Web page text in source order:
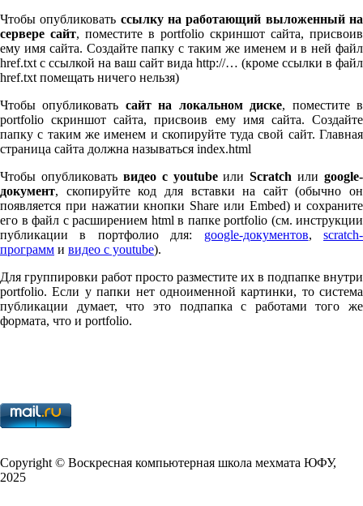
Чтобы опубликовать ссылку на работающий выложенный на
сервере сайт, поместите в port­fo­lio скриншот сайта, присвоив
ему имя сайта. Создайте папку с таким же именем и в ней файл
href.txt с ссылкой на ваш сайт вида http://… (кроме ссылки в файл
href.txt помещать ничего нельзя)
Чтобы опубликовать сайт на локальном диске, поместите в
port­fo­lio скриншот сайта, присвоив ему имя сайта. Создайте
папку с таким же именем и скопируйте туда свой сайт. Главная
страница сайта должна называться index.html
Чтобы опубликовать видео с youtubeилиScratch или google-
документ, скопируйте код для вставки на сайт (обычно он
появляется при нажатии кнопки Share или Embed) и сохраните
его в файл с расширением html в папке port­fo­lio (см. инструкции
публикации в портфолио для: google-документов,scratch-
программ и видео с youtube).
Для группировки работ просто разместите их в подпапке внутри
port­fo­lio. Если у папки нет одноименной картинки, то система
публикации думает, что это подпапка с работами того же
формата, что и port­fo­lio.
Copy­right © Воскресная компьютерная школа мехмата ЮФУ,
2025